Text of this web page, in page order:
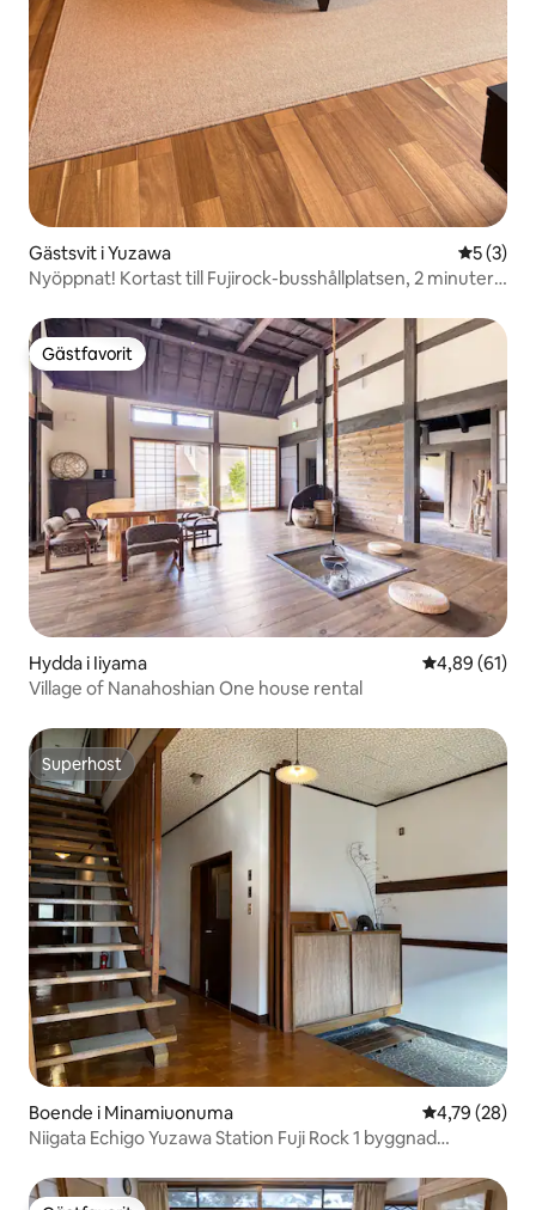
Gästsvit i Yuzawa 5 av 5 i
5 (3)
Nyöppnat! Kortast till Fujirock-busshållplatsen, 2 minuters
parkering för 2 bilar, totalrenoverad, 70 m²
Gästfavorit
Gästfavorit
Hydda i Iiyama 4,89 av 5 i
4,89 (61)
Village of Nanahoshian One house rental
Superhost
Superhost
Boende i Minamiuonuma 4,79 av 5 i
4,79 (28)
Niigata Echigo Yuzawa Station Fuji Rock 1 byggnad
grupp uthyrning Minmin